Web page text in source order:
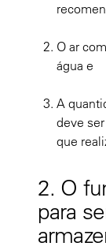
O ar
água e
A
deve
que
2. O
para